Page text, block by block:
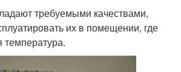
требуемыми качествами,
их в помещении, где
температура.